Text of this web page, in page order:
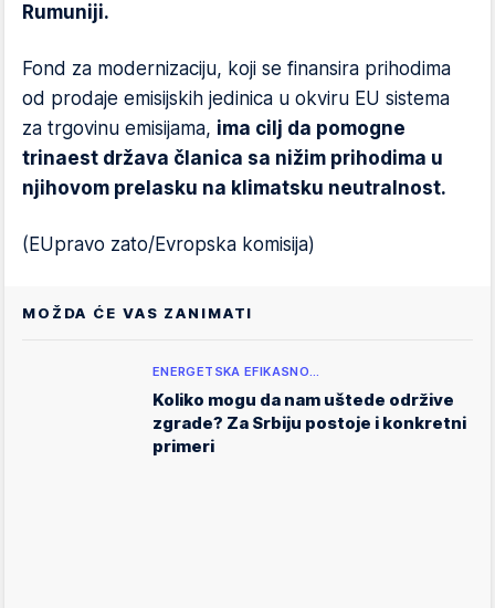
Rumuniji.
Fond za modernizaciju, koji se finansira prihodima
od prodaje emisijskih jedinica u okviru EU sistema
za trgovinu emisijama, ima cilj da pomogne
trinaest država članica sa nižim prihodima u
njihovom prelasku na klimatsku neutralnost.
(EUpravo zato/Evropska komisija)
MOŽDA ĆE VAS ZANIMATI
ENERGETSKA EFIKASNO…
Koliko mogu da nam uštede održive
zgrade? Za Srbiju postoje i konkretni
primeri